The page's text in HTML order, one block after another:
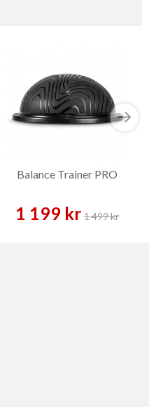
Balance Trainer PRO
1 199 kr1 499 kr